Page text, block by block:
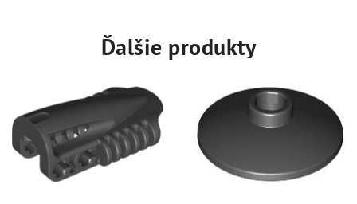
Ďalšie produkty